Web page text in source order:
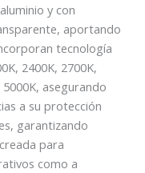
y con
aportando
tecnología
2400K, 2700K,
asegurando
a su protección
garantizando
para
como a